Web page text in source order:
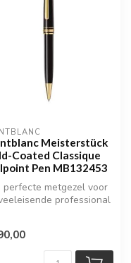
Meisterstück
Coated Classique
Pen MB132453
perfecte metgezel voor
professional